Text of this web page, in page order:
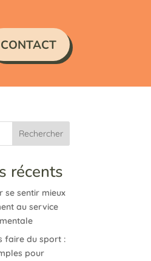
CONTACT
Rechercher
récents
se sentir mieux
au service
faire du sport :
pour